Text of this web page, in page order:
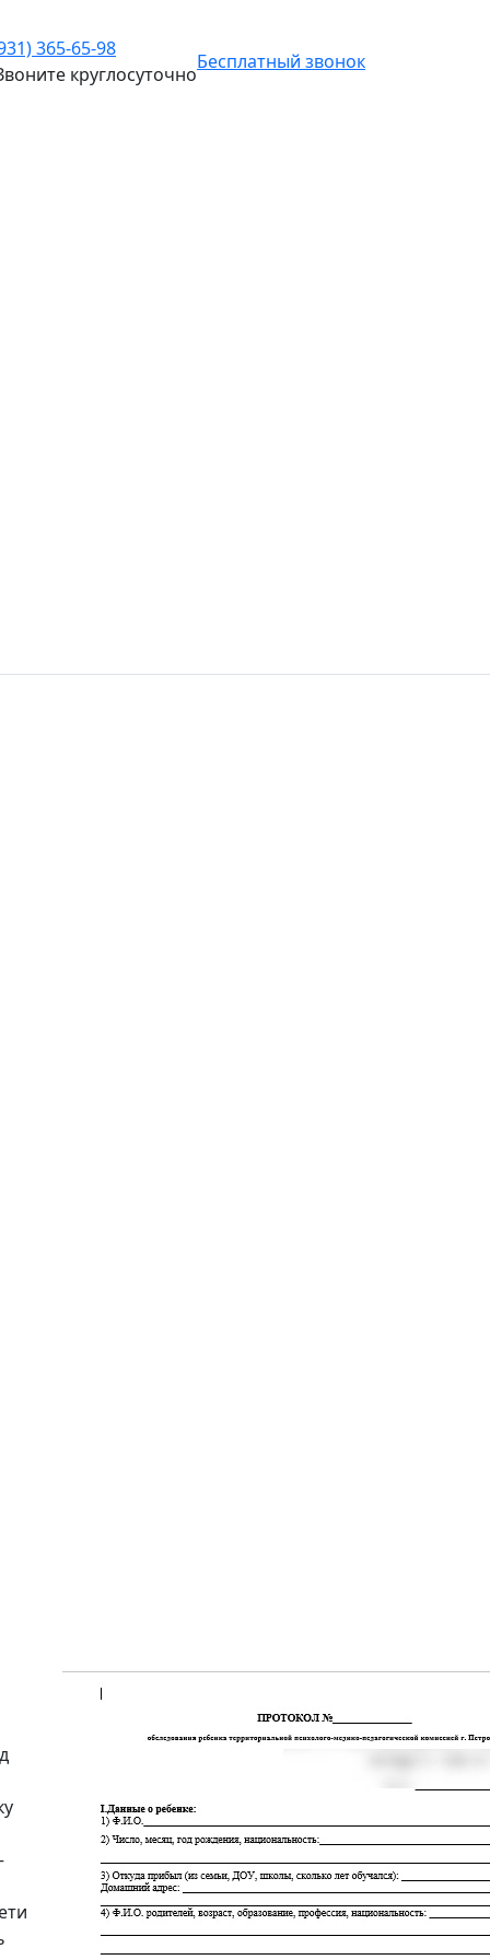
365-65-98
круглосуточно
Бесплатный звонок